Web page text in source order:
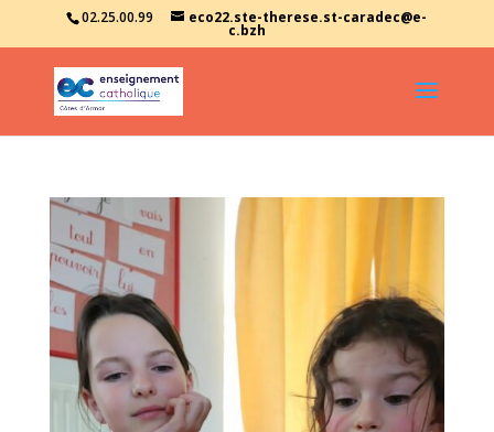
02.25.00.99 eco22.ste-therese.st-caradec@e-
c.bzh